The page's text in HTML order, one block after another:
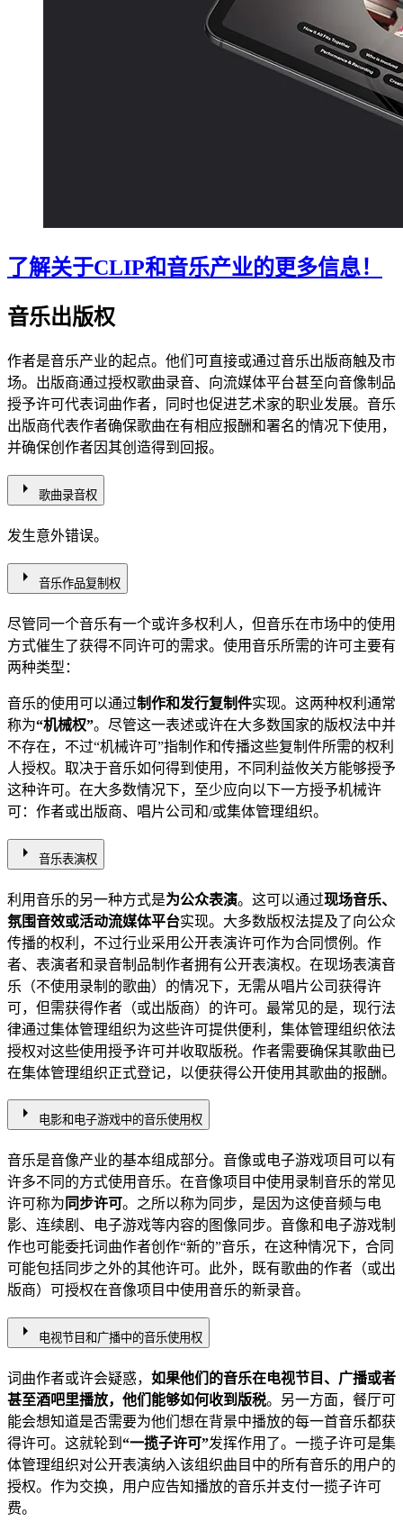
了解关于CLIP和音乐产业的更多信息！
音乐出版权
作者是音乐产业的起点。他们可直接或通过音乐出版商触及市
场。出版商通过授权歌曲录音、向流媒体平台甚至向音像制品
授予许可代表词曲作者，同时也促进艺术家的职业发展。音乐
出版商代表作者确保歌曲在有相应报酬和署名的情况下使用，
并确保创作者因其创造得到回报。
arrow_right 歌曲录音权
发生意外错误。
arrow_right 音乐作品复制权
尽管同一个音乐有一个或许多权利人，但音乐在市场中的使用
方式催生了获得不同许可的需求。使用音乐所需的许可主要有
两种类型：
音乐的使用可以通过制作和发行复制件实现。这两种权利通常
称为“机械权”。尽管这一表述或许在大多数国家的版权法中并
不存在，不过“机械许可”指制作和传播这些复制件所需的权利
人授权。取决于音乐如何得到使用，不同利益攸关方能够授予
这种许可。在大多数情况下，至少应向以下一方授予机械许
可：作者或出版商、唱片公司和/或集体管理组织。
arrow_right 音乐表演权
利用音乐的另一种方式是为公众表演。这可以通过现场音乐、
氛围音效或活动流媒体平台实现。大多数版权法提及了向公众
传播的权利，不过行业采用公开表演许可作为合同惯例。作
者、表演者和录音制品制作者拥有公开表演权。在现场表演音
乐（不使用录制的歌曲）的情况下，无需从唱片公司获得许
可，但需获得作者（或出版商）的许可。最常见的是，现行法
律通过集体管理组织为这些许可提供便利，集体管理组织依法
授权对这些使用授予许可并收取版税。作者需要确保其歌曲已
在集体管理组织正式登记，以便获得公开使用其歌曲的报酬。
arrow_right 电影和电子游戏中的音乐使用权
音乐是音像产业的基本组成部分。音像或电子游戏项目可以有
许多不同的方式使用音乐。在音像项目中使用录制音乐的常见
许可称为 同步许可。之所以称为同步，是因为这使音频与电
影、连续剧、电子游戏等内容的图像同步。音像和电子游戏制
作也可能委托词曲作者创作“新的”音乐，在这种情况下，合同
可能包括同步之外的其他许可。此外，既有歌曲的作者（或出
版商）可授权在音像项目中使用音乐的新录音。
arrow_right 电视节目和广播中的音乐使用权
词曲作者或许会疑惑， 如果他们的音乐在电视节目、广播或者
甚至酒吧里播放，他们能够如何收到版税。另一方面，餐厅可
能会想知道是否需要为他们想在背景中播放的每一首音乐都获
得许可。这就轮到 “一揽子许可”发挥作用了。一揽子许可是集
体管理组织对公开表演纳入该组织曲目中的所有音乐的用户的
授权。作为交换，用户应告知播放的音乐并支付一揽子许可
费。